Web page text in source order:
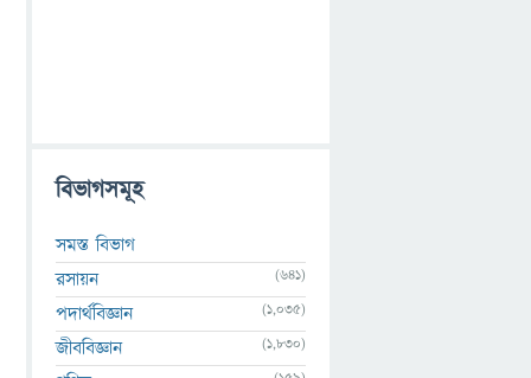
বিভাগসমূহ
সমস্ত বিভাগ
রসায়ন
(641)
পদার্থবিজ্ঞান (1,035)
জীববিজ্ঞান (1,830)